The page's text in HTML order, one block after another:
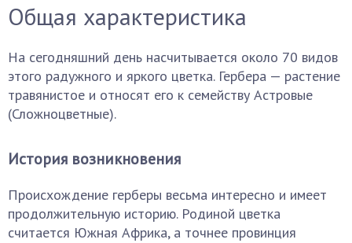
Общая характеристика
На сегодняшний день насчитывается около 70 видов
этого радужного и яркого цветка. Гербера — растение
травянистое и относят его к семейству Астровые
(Сложноцветные).
История возникновения
Происхождение герберы весьма интересно и имеет
продолжительную историю. Родиной цветка
считается Южная Африка, а точнее провинция